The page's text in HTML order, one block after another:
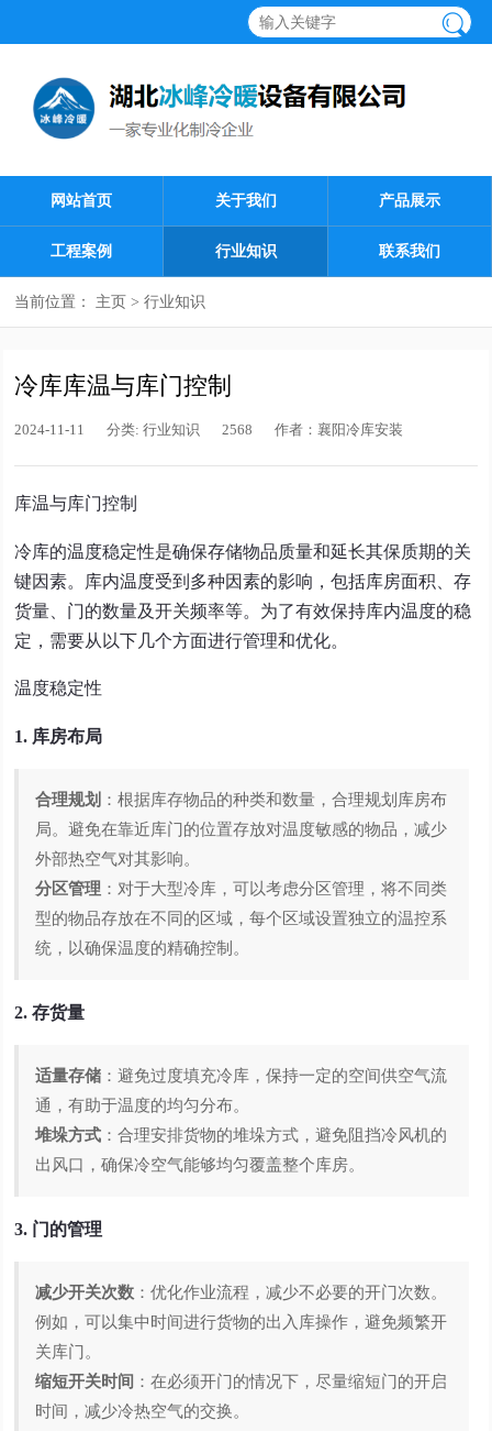
网站首页 关于我们 产品展示
工程案例 行业知识 联系我们
当前位置： 主页 > 行业知识
冷库库温与库门控制
2024-11-11 分类: 行业知识 2568 作者： 襄阳冷库安装
库温与库门控制
冷库的温度稳定性是确保存储物品质量和延长其保质期的关
键因素。库内温度受到多种因素的影响，包括库房面积、存
货量、门的数量及开关频率等。为了有效保持库内温度的稳
定，需要从以下几个方面进行管理和优化。
温度稳定性
1. 库房布局
合理规划 ：根据库存物品的种类和数量，合理规划库房布
局。避免在靠近库门的位置存放对温度敏感的物品，减少
外部热空气对其影响。
分区管理 ：对于大型冷库，可以考虑分区管理，将不同类
型的物品存放在不同的区域，每个区域设置独立的温控系
统，以确保温度的精确控制。
2. 存货量
适量存储 ：避免过度填充冷库，保持一定的空间供空气流
通，有助于温度的均匀分布。
堆垛方式 ：合理安排货物的堆垛方式，避免阻挡冷风机的
出风口，确保冷空气能够均匀覆盖整个库房。
3. 门的管理
减少开关次数 ：优化作业流程，减少不必要的开门次数。
例如，可以集中时间进行货物的出入库操作，避免频繁开
关库门。
缩短开关时间 ：在必须开门的情况下，尽量缩短门的开启
时间，减少冷热空气的交换。